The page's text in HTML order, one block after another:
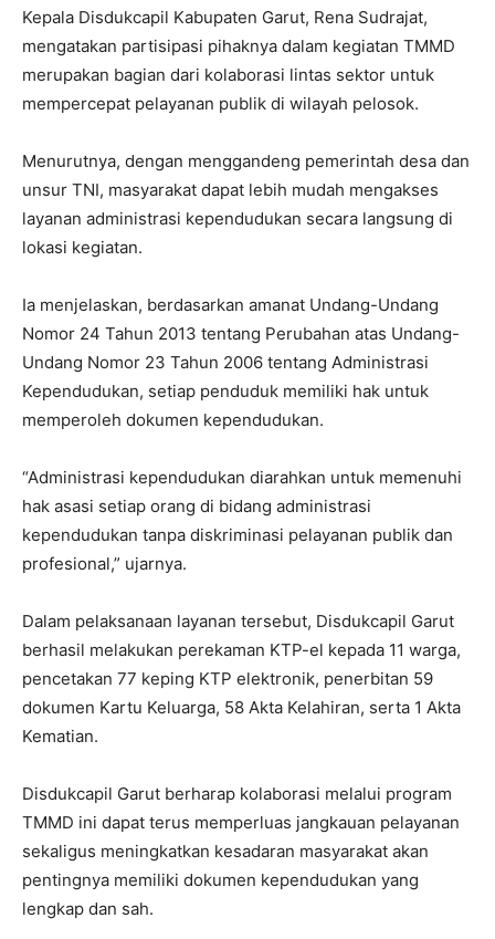
Kepala Disdukcapil Kabupaten Garut, Rena Sudrajat,
mengatakan partisipasi pihaknya dalam kegiatan TMMD
merupakan bagian dari kolaborasi lintas sektor untuk
mempercepat pelayanan publik di wilayah pelosok.
Menurutnya, dengan menggandeng pemerintah desa dan
unsur TNI, masyarakat dapat lebih mudah mengakses
layanan administrasi kependudukan secara langsung di
lokasi kegiatan.
Ia menjelaskan, berdasarkan amanat Undang-Undang
Nomor 24 Tahun 2013 tentang Perubahan atas Undang-
Undang Nomor 23 Tahun 2006 tentang Administrasi
Kependudukan, setiap penduduk memiliki hak untuk
memperoleh dokumen kependudukan.
“Administrasi kependudukan diarahkan untuk memenuhi
hak asasi setiap orang di bidang administrasi
kependudukan tanpa diskriminasi pelayanan publik dan
profesional,” ujarnya.
Dalam pelaksanaan layanan tersebut, Disdukcapil Garut
berhasil melakukan perekaman KTP-el kepada 11 warga,
pencetakan 77 keping KTP elektronik, penerbitan 59
dokumen Kartu Keluarga, 58 Akta Kelahiran, serta 1 Akta
Kematian.
Disdukcapil Garut berharap kolaborasi melalui program
TMMD ini dapat terus memperluas jangkauan pelayanan
sekaligus meningkatkan kesadaran masyarakat akan
pentingnya memiliki dokumen kependudukan yang
lengkap dan sah.